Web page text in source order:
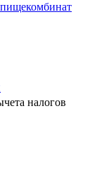
налогов